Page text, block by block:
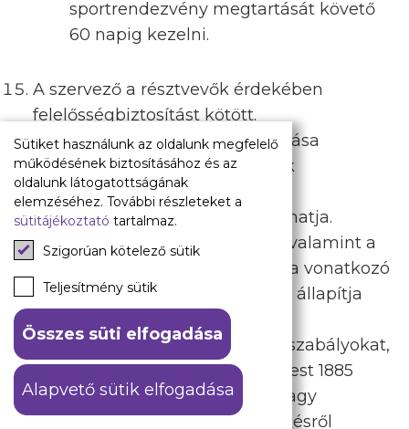
sportrendezvény megtartását követő
60 napig kezelni.
A szervező a résztvevők érdekében
felelősségbiztosítást kötött.
A résztvevők biztonságos távozása
érdekében a rendőrség a nézők
meghatározott csoportját a
sportlétesítményben visszatarthatja.
A sportrendezvény és a nézők, valamint a
további résztvevők biztonságára vonatkozó
részletes előírásokat jogszabály állapítja
Azon néző, aki a vonatkozó jogszabályokat,
a pályarendszabályokat, az Újpest 1885
Futball Kft. érdekeit közvetve vagy
közvetlenül megsérti, a mérkőzésről
Sütiket használunk az oldalunk megfelelő
működésének biztosításához és az
oldalunk látogatottságának
elemzéséhez. További részleteket a
sütitájékoztató tartalmaz.
Szigorúan kötelező sütik
Teljesítmény sütik
Összes süti elfogadása
Alapvető sütik elfogadása